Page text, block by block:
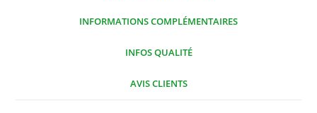
INFORMATIONS COMPLÉMENTAIRES
INFOS QUALITÉ
AVIS CLIENTS